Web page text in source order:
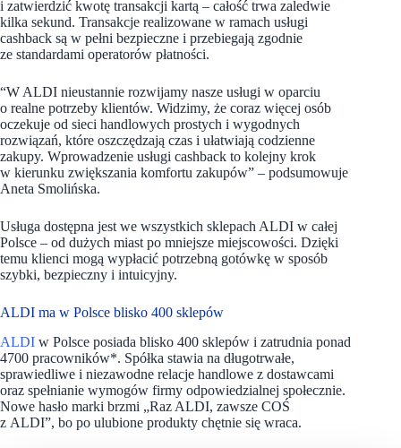
i zatwierdzić kwotę transakcji kartą – całość trwa zaledwie
kilka sekund. Transakcje realizowane w ramach usługi
cashback są w pełni bezpieczne i przebiegają zgodnie
ze standardami operatorów płatności.
“W ALDI nieustannie rozwijamy nasze usługi w oparciu
o realne potrzeby klientów. Widzimy, że coraz więcej osób
oczekuje od sieci handlowych prostych i wygodnych
rozwiązań, które oszczędzają czas i ułatwiają codzienne
zakupy. Wprowadzenie usługi cashback to kolejny krok
w kierunku zwiększania komfortu zakupów” – podsumowuje
Aneta Smolińska.
Usługa dostępna jest we wszystkich sklepach ALDI w całej
Polsce – od dużych miast po mniejsze miejscowości. Dzięki
temu klienci mogą wypłacić potrzebną gotówkę w sposób
szybki, bezpieczny i intuicyjny.
ALDI ma w Polsce blisko 400 sklepów
ALDI w Polsce posiada blisko 400 sklepów i zatrudnia ponad
4700 pracowników*. Spółka stawia na długotrwałe,
sprawiedliwe i niezawodne relacje handlowe z dostawcami
oraz spełnianie wymogów firmy odpowiedzialnej społecznie.
Nowe hasło marki brzmi „Raz ALDI, zawsze COŚ
z ALDI”, bo po ulubione produkty chętnie się wraca.